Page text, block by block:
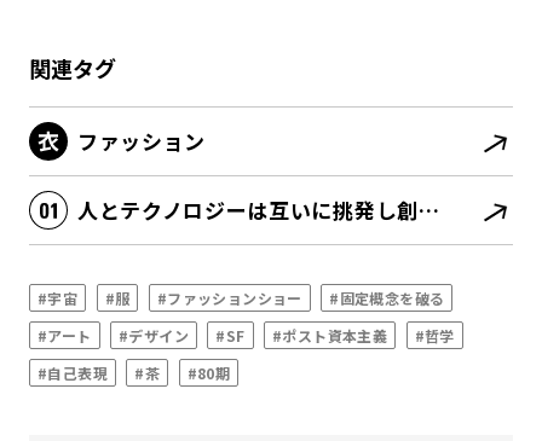
関連タグ
ファッション
人とテクノロジーは互いに挑発し創発する
#宇宙 #服 #ファッションショー
#固定概念を破る
#アート
#デザイン #SF #ポスト資本主義
#哲学
#自己表現
#茶 #80期